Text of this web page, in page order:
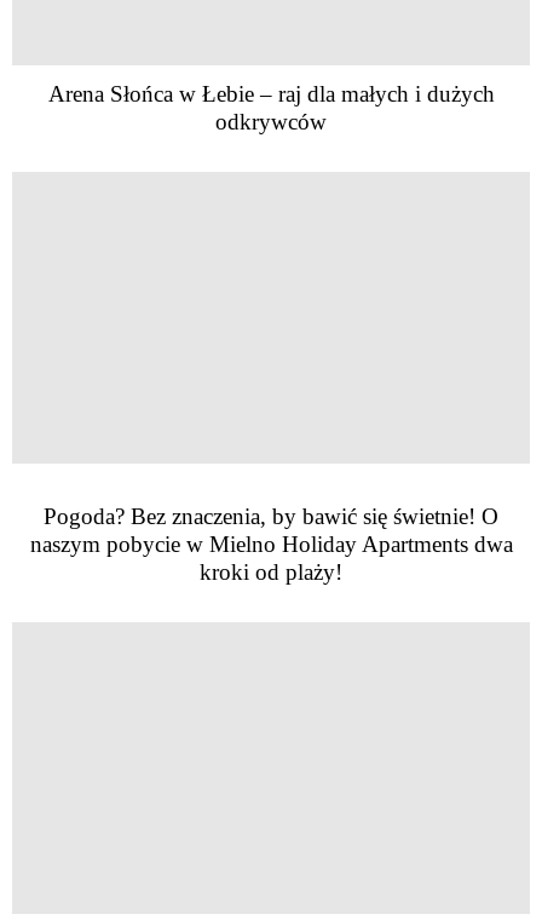
Arena Słońca w Łebie – raj dla małych i dużych
odkrywców
Pogoda? Bez znaczenia, by bawić się świetnie! O
naszym pobycie w Mielno Holiday Apartments dwa
kroki od plaży!